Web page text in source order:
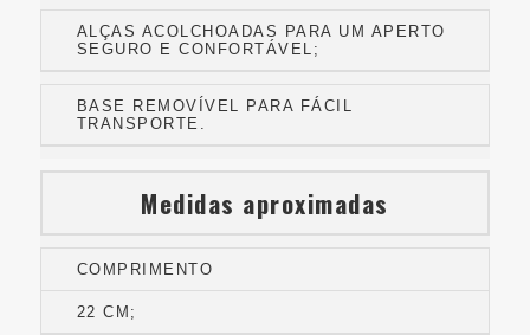
ALÇAS ACOLCHOADAS PARA UM APERTO
SEGURO E CONFORTÁVEL;
BASE REMOVÍVEL PARA FÁCIL
TRANSPORTE.
Medidas aproximadas
COMPRIMENTO
22 CM;